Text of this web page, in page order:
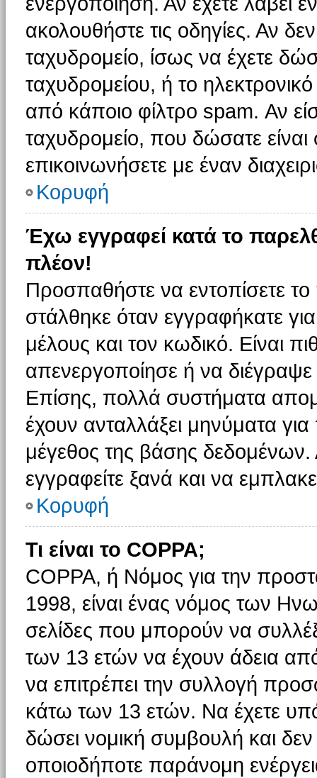
ακολουθήστε τις οδηγίες. Αν
ταχυδρομείο, ίσως να έχετε
ταχυδρομείου, ή το
από κάποιο φίλτρο spam. Αν
ταχυδρομείο, που δώσατε
επικοινωνήσετε με έναν
Κορυφή
Έχω εγγραφεί κατά το
πλέον!
Προσπαθήστε να εντοπίσετε
στάλθηκε όταν εγγραφήκατε
μέλους και τον κωδικό. Είναι
απενεργοποίησε ή να
Επίσης, πολλά συστήματα
έχουν ανταλλάξει μηνύματα
μέγεθος της βάσης
εγγραφείτε ξανά και να
Κορυφή
Τι είναι το COPPA;
COPPA, ή Νόμος για την
1998, είναι ένας νόμος των
σελίδες που μπορούν να
των 13 ετών να έχουν άδεια
να επιτρέπει την συλλογή
κάτω των 13 ετών. Να έχετε
δώσει νομική συμβουλή και δεν
οποιοδήποτε παράνομη